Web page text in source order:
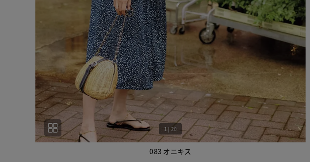
083 オニキス
1 | 20